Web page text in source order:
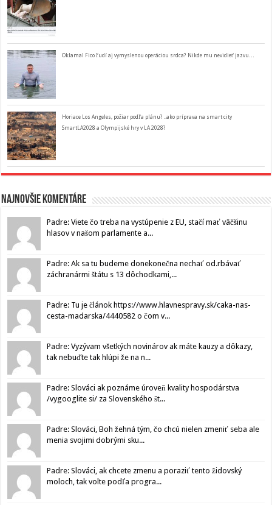
Oklamal Fico ľudí aj vymyslenou operáciou srdca? Nikde mu nevidieť jazvu…
Horiace Los Angeles, požiar podľa plánu? ..ako príprava na smart city
SmartLA2028 a Olympijské hry v LA 2028?
Najnovšie komentáre
Padre: Viete čo treba na vystúpenie z EU, stačí mať väčšinu
hlasov v našom parlamente a...
Padre: Ak sa tu budeme donekonečna nechať od.rbávať
záchranármi štátu s 13 dôchodkami,...
Padre: Tu je článok https://www.hlavnespravy.sk/caka-nas-
cesta-madarska/4440582 o čom v...
Padre: Vyzývam všetkých novinárov ak máte kauzy a dôkazy,
tak nebuďte tak hlúpi že na n...
Padre: Slováci ak poznáme úroveň kvality hospodárstva
/vygooglite si/ za Slovenského št...
Padre: Slováci, Boh žehná tým, čo chcú nielen zmeniť seba ale
menia svojimi dobrými sku...
Padre: Slováci, ak chcete zmenu a poraziť tento židovský
moloch, tak volte podľa progra...